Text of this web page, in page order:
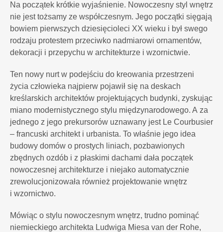
Na początek krótkie wyjaśnienie. Nowoczesny styl wnętrz
nie jest tożsamy ze współczesnym. Jego początki sięgają
bowiem pierwszych dziesięcioleci XX wieku i był swego
rodzaju protestem przeciwko nadmiarowi ornamentów,
dekoracji i przepychu w architekturze i wzornictwie.
Ten nowy nurt w podejściu do kreowania przestrzeni
życia człowieka najpierw pojawił się na deskach
kreślarskich architektów projektujących budynki, zyskując
miano modernistycznego stylu międzynarodowego. A za
jednego z jego prekursorów uznawany jest Le Courbusier
– francuski architekt i urbanista. To właśnie jego idea
budowy domów o prostych liniach, pozbawionych
zbędnych ozdób i z płaskimi dachami dała początek
nowoczesnej architekturze i niejako automatycznie
zrewolucjonizowała również projektowanie wnętrz
i wzornictwo.
Mówiąc o stylu nowoczesnym wnętrz, trudno pominąć
niemieckiego architekta Ludwiga Miesa van der Rohe,